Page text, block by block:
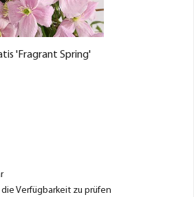
'Fragrant Spring'
die Verfügbarkeit zu prüfen